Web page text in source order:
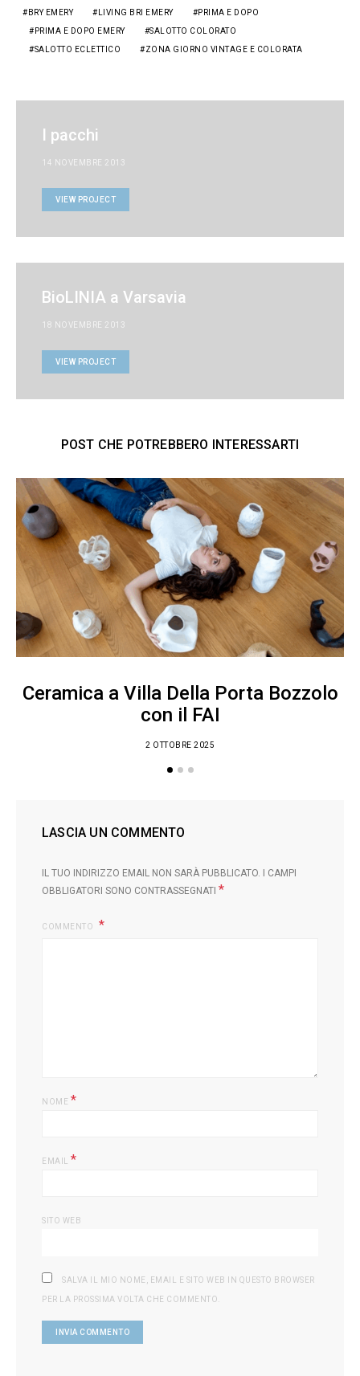
BRY EMERY LIVING BRI EMERY PRIMA E DOPO
PRIMA E DOPO EMERY SALOTTO COLORATO
SALOTTO ECLETTICO ZONA GIORNO VINTAGE E COLORATA
I pacchi
14 NOVEMBRE 2013
VIEW PROJECT
BioLINIA a Varsavia
18 NOVEMBRE 2013
VIEW PROJECT
POST CHE POTREBBERO INTERESSARTI
Ceramica a Villa Della Porta Bozzolo
con il FAI
2 OTTOBRE 2025
LASCIA UN COMMENTO
IL TUO INDIRIZZO EMAIL NON SARÀ PUBBLICATO.
I CAMPI
OBBLIGATORI SONO CONTRASSEGNATI *
COMMENTO
NOME *
EMAIL *
SITO WEB
SALVA IL MIO NOME, EMAIL E SITO WEB IN QUESTO BROWSER
PER LA PROSSIMA VOLTA CHE COMMENTO.